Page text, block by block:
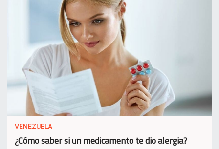
VENEZUELA
¿Cómo saber si un medicamento te dio alergia?